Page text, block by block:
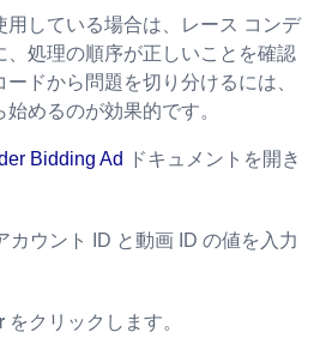
用している場合は、レース コンデ
、処理の順序が正しいことを確認
ドから問題を切り分けるには、
めるのが効果的です。
Bidding Ad
ドキュメントを開き
カウント ID と動画 ID の値を入力
をクリックします。